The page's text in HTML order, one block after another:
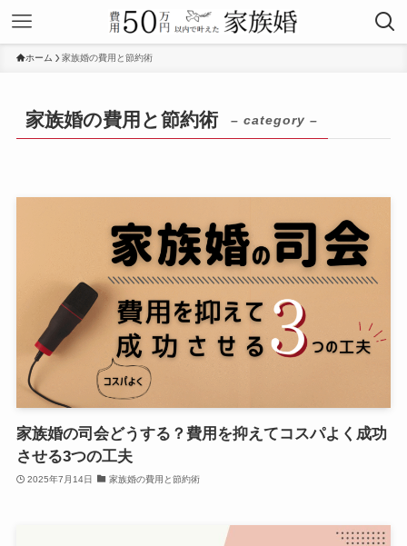
ホーム 家族婚の費用と節約術
家族婚の費用と節約術 – category –
家族婚の司会どうする？費用を抑えてコスパよく成功
させる3つの工夫
2025年7月14日 家族婚の費用と節約術